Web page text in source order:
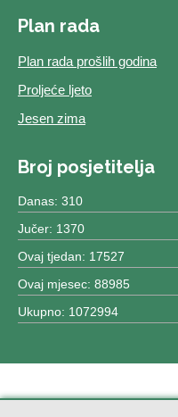
Plan rada
Plan rada prošlih godina
Proljeće ljeto
Jesen zima
Broj posjetitelja
Danas: 310
Jučer: 1370
Ovaj tjedan: 17527
Ovaj mjesec: 88985
Ukupno: 1072994